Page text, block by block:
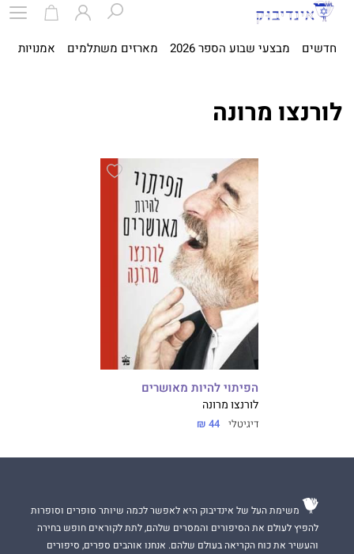
חדשים מבצעי שבוע הספר 2026 מארזים משתלמים אמנויות
לורנצו מרונה
הפיתוי להיות מאושרים
לורנצו מרונה
דיגיטלי 44 ₪
משימת העל של אינדיבוק היא לאפשר לכמה שיותר סופרים וסופרות
להפיץ לעולם את הסיפורים והמסרים שלהם, לתת לקוראים חופש בחירה
והעשיר את כוח הקריאה בעולם שלהם. אנחנו אוהבים ספרים, סיפורים